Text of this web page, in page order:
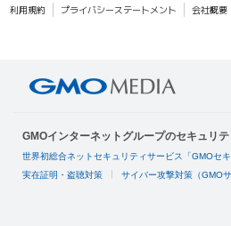
利用規約 プライバシーステートメント 会社概要
GMOインターネットグループのセキュリ
世界初総合ネットセキュリティサービス「GMOセキ
実在証明・盗聴対策 サイバー攻撃対策（GMO